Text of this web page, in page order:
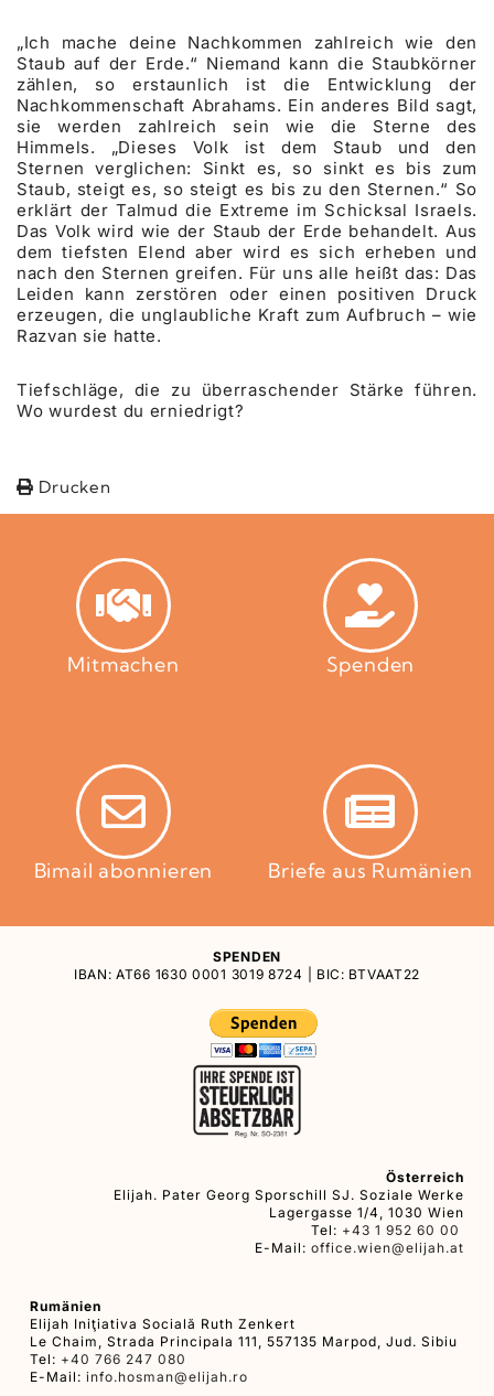
„Ich mache deine Nachkommen zahlreich wie den
Staub auf der Erde.“ Niemand kann die Staubkörner
zählen, so erstaunlich ist die Entwicklung der
Nachkommenschaft Abrahams. Ein anderes Bild sagt,
sie werden zahlreich sein wie die Sterne des
Himmels. „Dieses Volk ist dem Staub und den
Sternen verglichen: Sinkt es, so sinkt es bis zum
Staub, steigt es, so steigt es bis zu den Sternen.“ So
erklärt der Talmud die Extreme im Schicksal Israels.
Das Volk wird wie der Staub der Erde behandelt. Aus
dem tiefsten Elend aber wird es sich erheben und
nach den Sternen greifen. Für uns alle heißt das: Das
Leiden kann zerstören oder einen positiven Druck
erzeugen, die unglaubliche Kraft zum Aufbruch – wie
Razvan sie hatte.
Tiefschläge, die zu überraschender Stärke führen.
Wo wurdest du erniedrigt?
Drucken
Mitmachen Spenden
Bimail abonnieren Briefe aus Rumänien
SPENDEN
IBAN: AT66 1630 0001 3019 8724 | BIC: BTVAAT22
Österreich
Elijah. Pater Georg Sporschill SJ. Soziale Werke
Lagergasse 1/4, 1030 Wien
Tel: +43 1 952 60 00
E-Mail: office.wien@elijah.at
Rumänien
Elijah Iniţiativa Socială Ruth Zenkert
Le Chaim, Strada Principala 111, 557135 Marpod, Jud. Sibiu
Tel: +40 766 247 080
E-Mail: info.hosman@elijah.ro